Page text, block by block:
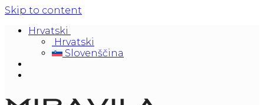
Skip to content
Hrvatski
Hrvatski
Slovenščina